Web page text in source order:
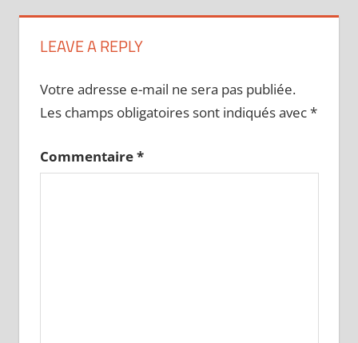
LEAVE A REPLY
Votre adresse e-mail ne sera pas publiée.
Les champs obligatoires sont indiqués avec*
Commentaire*